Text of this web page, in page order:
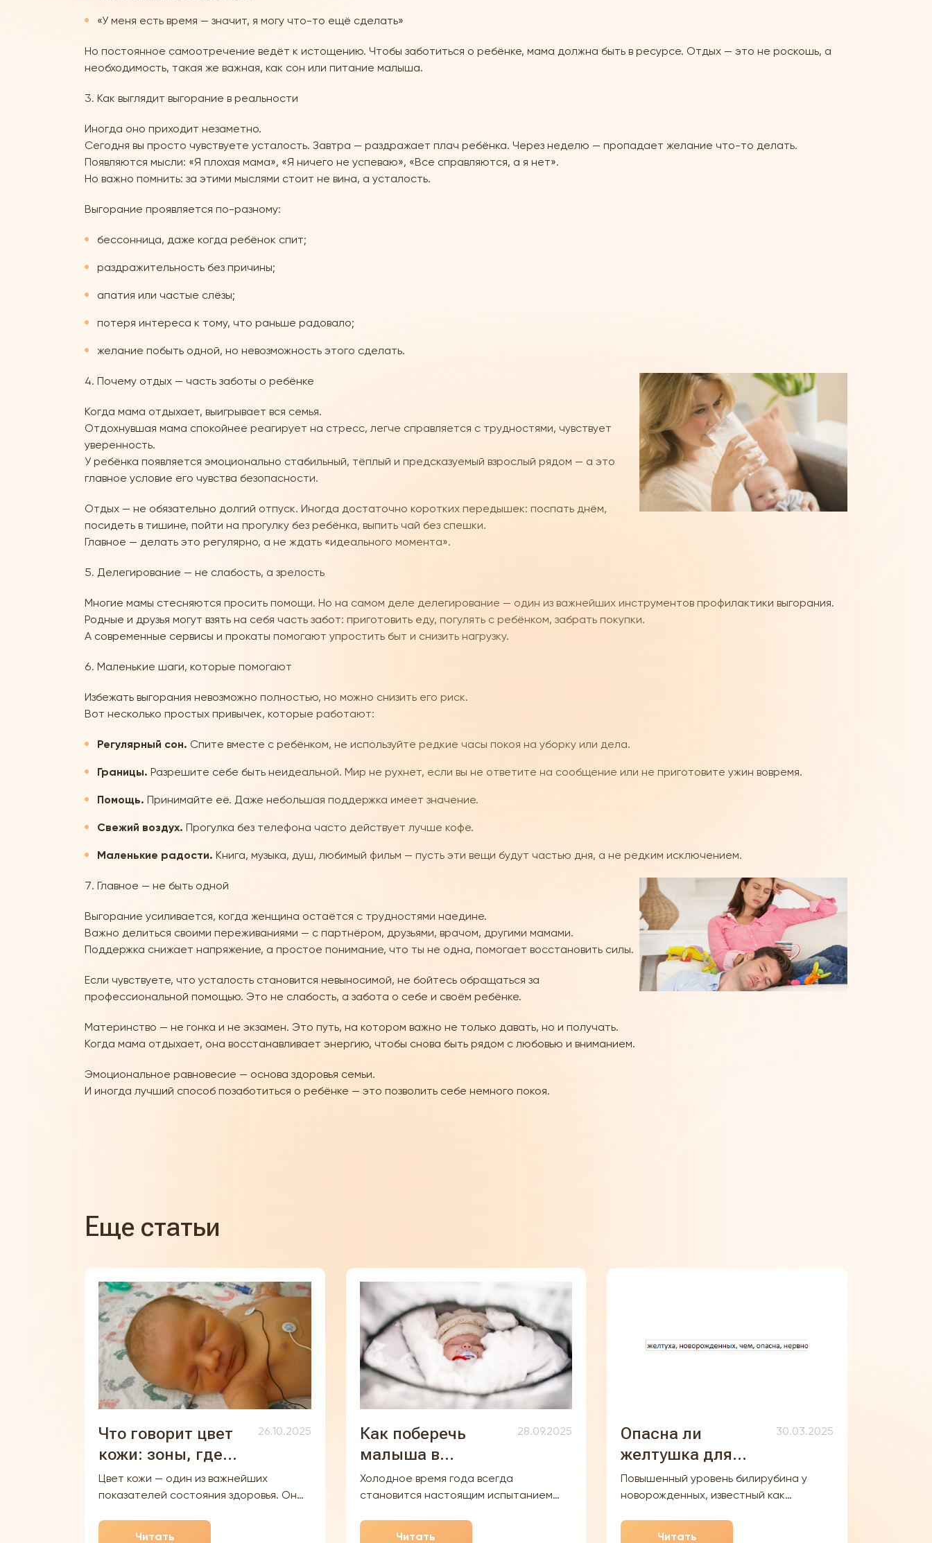
«У меня есть время — значит, я могу что-то ещё сделать»
Но постоянное самоотречение ведёт к истощению. Чтобы заботиться о ребёнке, мама должна быть в ресурсе. Отдых — это не роскошь, а
необходимость, такая же важная, как сон или питание малыша.
Как выглядит выгорание в реальности
Иногда оно приходит незаметно.
Сегодня вы просто чувствуете усталость. Завтра — раздражает плач ребёнка. Через неделю — пропадает желание что-то делать.
Появляются мысли: «Я плохая мама», «Я ничего не успеваю», «Все справляются, а я нет».
Но важно помнить: за этими мыслями стоит не вина, а усталость.
Выгорание проявляется по-разному:
бессонница, даже когда ребёнок спит;
раздражительность без причины;
апатия или частые слёзы;
потеря интереса к тому, что раньше радовало;
желание побыть одной, но невозможность этого сделать.
Почему отдых — часть заботы о ребёнке
Когда мама отдыхает, выигрывает вся семья.
Отдохнувшая мама спокойнее реагирует на стресс, легче справляется с трудностями, чувствует
уверенность.
У ребёнка появляется эмоционально стабильный, тёплый и предсказуемый взрослый рядом — а это
главное условие его чувства безопасности.
Отдых — не обязательно долгий отпуск. Иногда достаточно коротких передышек: поспать днём,
посидеть в тишине, пойти на прогулку без ребёнка, выпить чай без спешки.
Главное — делать это регулярно, а не ждать «идеального момента».
Делегирование — не слабость, а зрелость
Многие мамы стесняются просить помощи. Но на самом деле делегирование — один из важнейших инструментов профилактики выгорания.
Родные и друзья могут взять на себя часть забот: приготовить еду, погулять с ребёнком, забрать покупки.
А современные сервисы и прокаты помогают упростить быт и снизить нагрузку.
Маленькие шаги, которые помогают
Избежать выгорания невозможно полностью, но можно снизить его риск.
Вот несколько простых привычек, которые работают:
Регулярный сон. Спите вместе с ребёнком, не используйте редкие часы покоя на уборку или дела.
Границы. Разрешите себе быть неидеальной. Мир не рухнет, если вы не ответите на сообщение или не приготовите ужин вовремя.
Помощь. Принимайте её. Даже небольшая поддержка имеет значение.
Свежий воздух. Прогулка без телефона часто действует лучше кофе.
Маленькие радости. Книга, музыка, душ, любимый фильм — пусть эти вещи будут частью дня, а не редким исключением.
Главное — не быть одной
Выгорание усиливается, когда женщина остаётся с трудностями наедине.
Важно делиться своими переживаниями — с партнёром, друзьями, врачом, другими мамами.
Поддержка снижает напряжение, а простое понимание, что ты не одна, помогает восстановить силы.
Если чувствуете, что усталость становится невыносимой, не бойтесь обращаться за
профессиональной помощью. Это не слабость, а забота о себе и своём ребёнке.
Материнство — не гонка и не экзамен. Это путь, на котором важно не только давать, но и получать.
Когда мама отдыхает, она восстанавливает энергию, чтобы снова быть рядом с любовью и вниманием.
Эмоциональное равновесие — основа здоровья семьи.
И иногда лучший способ позаботиться о ребёнке — это позволить себе немного покоя.
Еще статьи
Что говорит цвет
кожи: зоны, где
желтуха видна в
первую очередь
26.10.2025
Цвет кожи — один из важнейших
показателей состояния здоровья. Он
внутренних органов, уровне обмена
Читать
Как поберечь
малыша в
холодную погоду
28.09.2025
Холодное время года всегда
становится настоящим испытанием
ребёнка более уязвим к перепадам
Читать
Опасна ли
желтушка для
развития
ребенка?
30.03.2025
Повышенный уровень билирубина у
новорожденных, известный как
может оказывать серьезное влияние на
Читать